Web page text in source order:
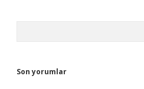
Son yorumlar